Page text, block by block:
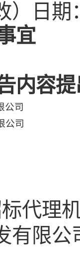
）日期
宜
内容
公司
公司
代理
有限公